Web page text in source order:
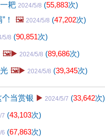
耙 2024/5/8 (55,883次)
！
🖼️ 2024/5/8 (47,202次)
5/8 (90,851次)
🖼️▶️ 2024/5/8 (89,686次)
🖼️▶️ 2024/5/8 (39,345次)
当赏银 ▶️ 2024/5/7 (33,642次)
7 (43,103次)
6 (67,863次)